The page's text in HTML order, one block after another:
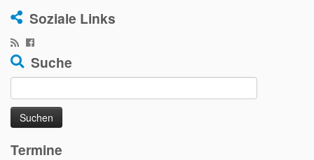
Soziale Links
Suche
Suche
nach:
Termine